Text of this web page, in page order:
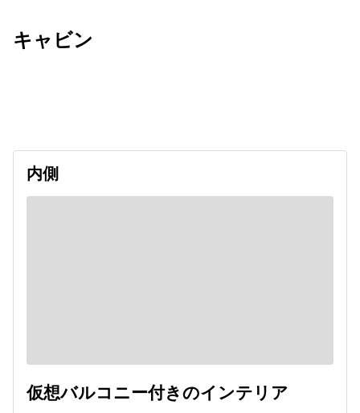
キャビン
内側
仮想バルコニー付きのインテリア